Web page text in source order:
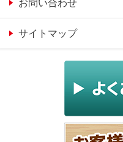
お問い合わせ
サイトマップ